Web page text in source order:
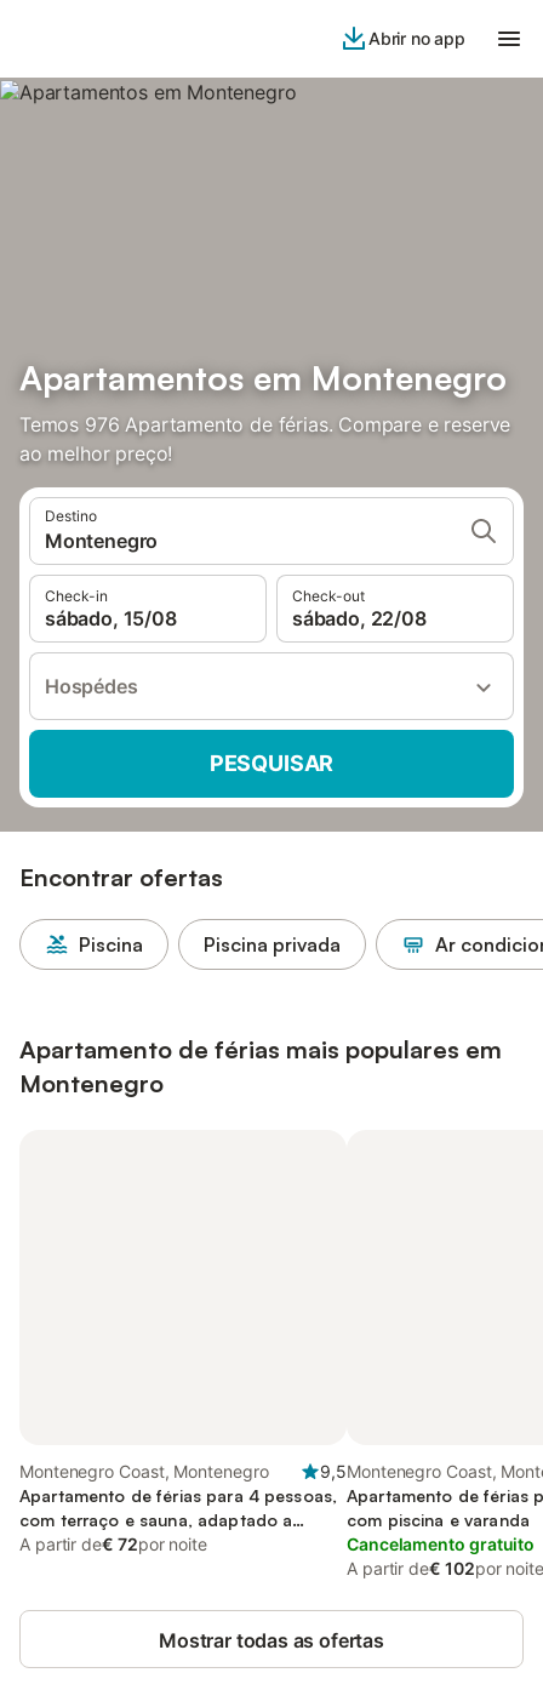
Abrir no app
Apartamentos em Montenegro
Temos 976 Apartamento de férias. Compare e reserve
ao melhor preço!
Destino
Montenegro
Check-in
sábado, 15/08
Check-out
sábado, 22/08
Hospédes
PESQUISAR
Encontrar ofertas
Piscina Piscina privada Ar
Apartamento de férias mais populares em
Montenegro
Montenegro Coast, Montenegro
9,5
Apartamento de férias para 4 pessoas,
com terraço e sauna, adaptado a
crianças
A partir de€ 72por noite
Montenegro Coast,
Apartamento de férias
com piscina e varanda
Cancelamento gratuito
A partir de€ 102por noite
Mostrar todas as ofertas